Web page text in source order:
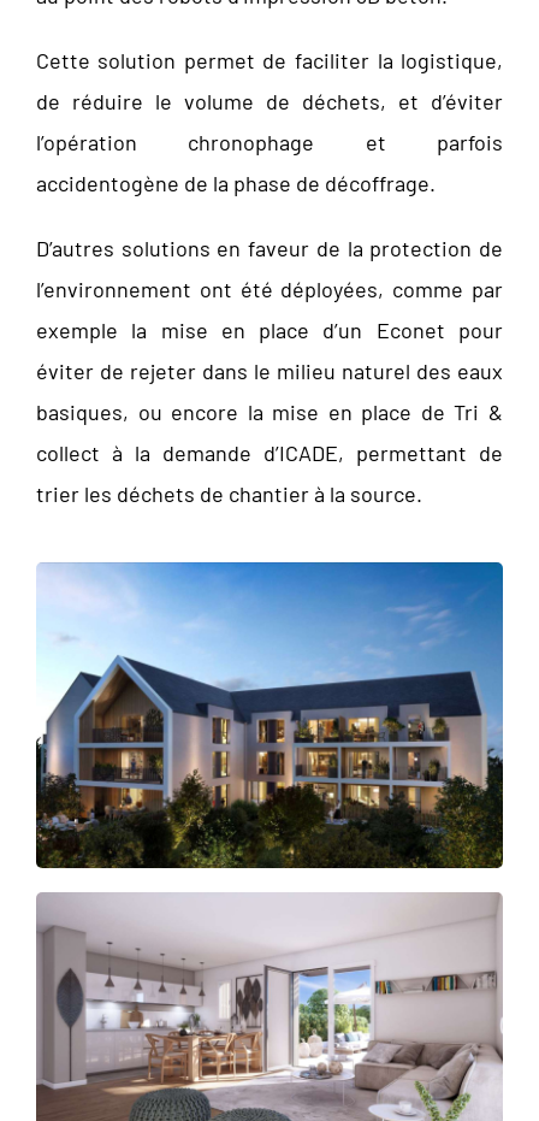
Cette solution permet de faciliter la logistique,
de réduire le volume de déchets, et d’éviter
l’opération chronophage et parfois
accidentogène de la phase de décoffrage.
D’autres solutions en faveur de la protection de
l’environnement ont été déployées, comme par
exemple la mise en place d’un Econet pour
éviter de rejeter dans le milieu naturel des eaux
basiques, ou encore la mise en place de Tri &
collect à la demande d’ICADE, permettant de
trier les déchets de chantier à la source.